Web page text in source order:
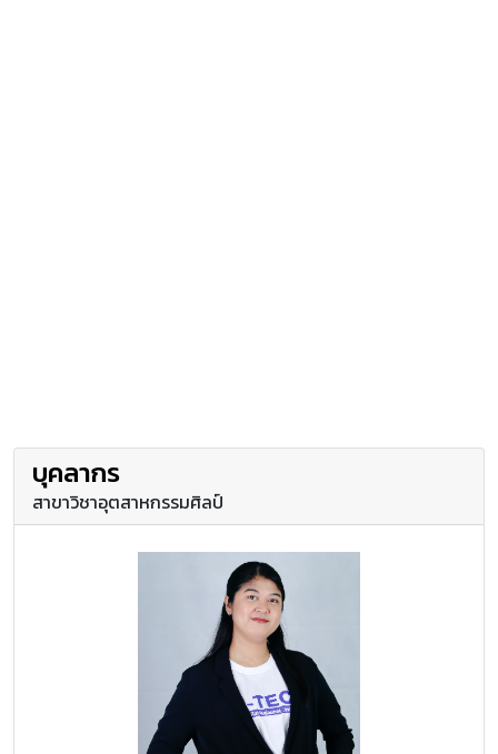
บุคลากร
สาขาวิชาอุตสาหกรรมศิลป์